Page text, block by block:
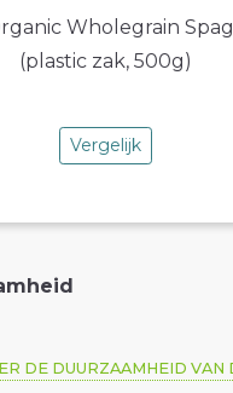
Vergelijk
DE DUURZAAMHEID VAN